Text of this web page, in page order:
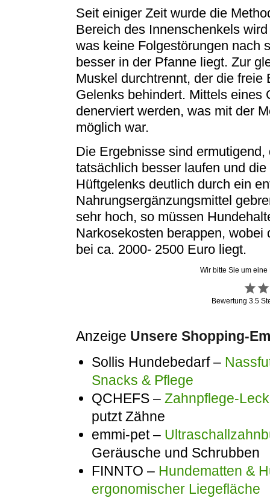
Seit einiger Zeit wurde die
Bereich des Innenschenkels
was keine Folgestörungen nach
besser in der Pfanne liegt. Zur
Muskel durchtrennt, der die
Gelenks behindert. Mittels eines
denerviert werden, was mit der
möglich war.
Die Ergebnisse sind
tatsächlich besser laufen und
Hüftgelenks deutlich durch ein
Nahrungsergänzungsmittel
sehr hoch, so müssen
Narkosekosten berappen, wobei
bei ca. 2000- 2500 Euro liegt.
Wir bitte Sie um
Bewertung3.5
Anzeige Unsere Shopping-
Sollis Hundebedarf –
Snacks & Pflege
QCHEFS – Zahnpflege-
putzt Zähne
emmi-pet –
Geräusche und Schrubben
FINNTO – Hundematten &
ergonomischer Liegefläche